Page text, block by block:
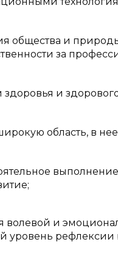
общества и
за
и
область, в
выполнение
волевой и
уровень рефлексии